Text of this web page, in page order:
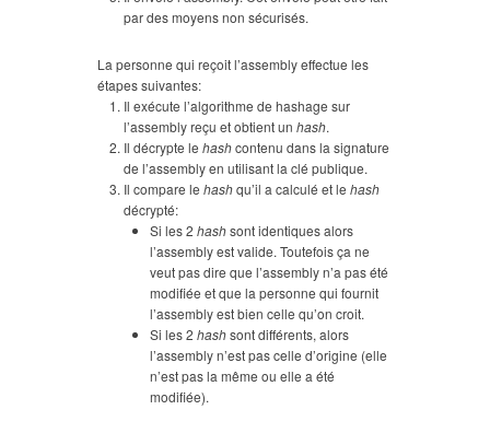
par des moyens non sécurisés.
La personne qui reçoit l’assembly effectue les
étapes suivantes:
Il exécute l’algorithme de hashage sur
l’assembly reçu et obtient un hash.
Il décrypte le hashcontenu dans la signature
de l’assembly en utilisant la clé publique.
Il compare le hashqu’il a calculé et le hash
décrypté:
Si les 2 hashsont identiques alors
l’assembly est valide. Toutefois ça ne
veut pas dire que l’assembly n’a pas été
modifiée et que la personne qui fournit
l’assembly est bien celle qu’on croit.
Si les 2 hashsont différents, alors
l’assembly n’est pas celle d’origine (elle
n’est pas la même ou elle a été
modifiée).